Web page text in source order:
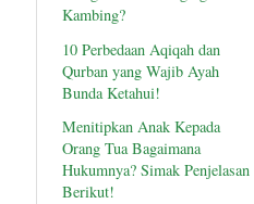
Kambing?
10 Perbedaan Aqiqah dan
Qurban yang Wajib Ayah
Bunda Ketahui!
Menitipkan Anak Kepada
Orang Tua Bagaimana
Hukumnya? Simak Penjelasan
Berikut!